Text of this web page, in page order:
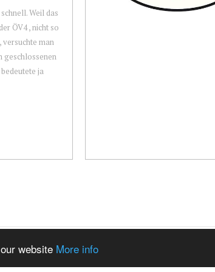
website More info
Weil das
ÖV4 , nicht so
versuchte man
geschlossenen
ja